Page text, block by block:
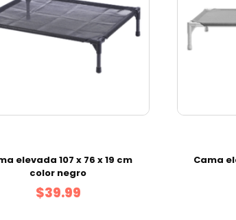
elevada 107 x 76 x 19 cm
color negro
$39.99
Cama